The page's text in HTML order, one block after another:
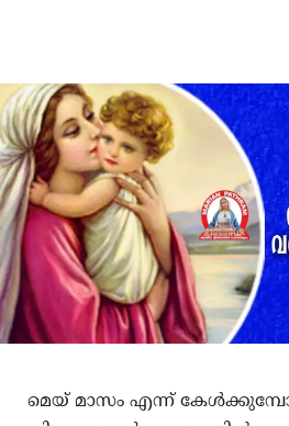
മെയ് മാസം എന്ന്